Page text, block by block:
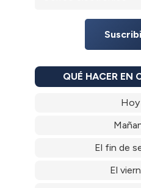
QUÉ HACER EN
Hoy
El fin de
El